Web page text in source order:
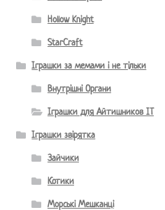
Hollow Knight
StarCraft
Іграшки за мемами і не тільки
Внутрішні Органи
Іграшки для Айтишников IT
Іграшки звірятка
Зайчики
Котики
Морські Мешканці